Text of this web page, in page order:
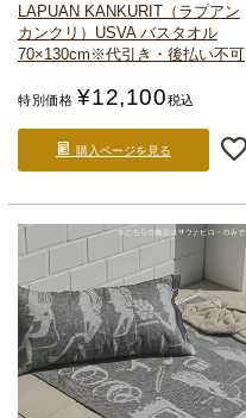
LAPUAN KANKURIT（ラプアン
カンクリ） USVA バスタオル
70×130cm ※代引き・後払い不可
特別価格 ¥12,100税込
購入ページを見る